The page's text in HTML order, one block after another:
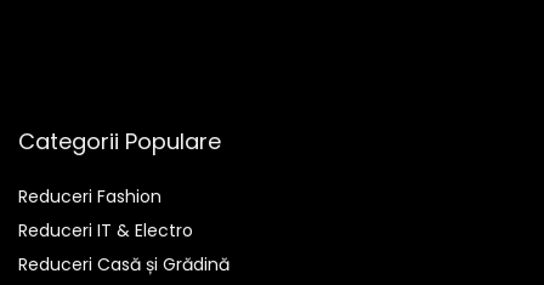
Categorii Populare
Reduceri Fashion
Reduceri IT & Electro
Reduceri Casă și Grădină